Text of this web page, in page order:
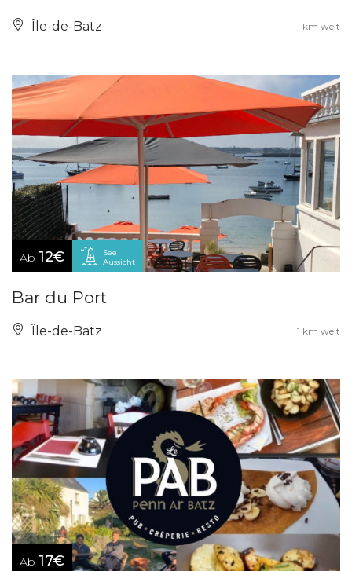
Île-de-Batz 1 km weit
Ab 12€
See
Aussicht
Bar du Port
Île-de-Batz 1 km weit
Ab 17€